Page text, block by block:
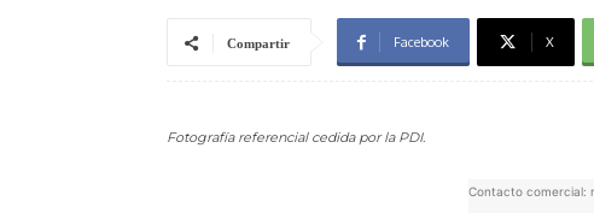
Compartir Facebook X
Fotografía referencial cedida por la PDI.
Contacto comercial: